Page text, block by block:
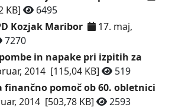
KB]
6495
Kozjak Maribor
17. maj,
7270
in napake pri izpitih za
2014 [115,04 KB]
519
finančno pomoč ob 60. obletnici
2014 [503,78 KB]
2593